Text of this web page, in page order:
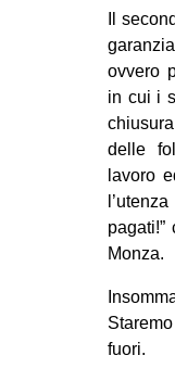
Il
ovvero
in cui i
delle
lavoro
pagati!”
Monza.
fuori.